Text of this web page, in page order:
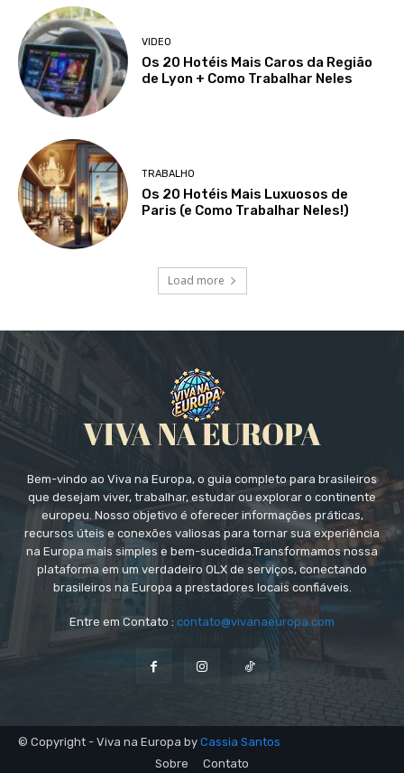
VIDEO
Os 20 Hotéis Mais Caros da Região
de Lyon + Como Trabalhar Neles
TRABALHO
Os 20 Hotéis Mais Luxuosos de
Paris (e Como Trabalhar Neles!)
Load more
Bem-vindo ao Viva na Europa, o guia completo para brasileiros
que desejam viver, trabalhar, estudar ou explorar o continente
europeu. Nosso objetivo é oferecer informações práticas,
recursos úteis e conexões valiosas para tornar sua experiência
na Europa mais simples e bem-sucedida.Transformamos nossa
plataforma em um verdadeiro OLX de serviços, conectando
brasileiros na Europa a prestadores locais confiáveis.
Entre em Contato : contato@vivanaeuropa.com
© Copyright - Viva na Europa by Cassia Santos
Sobre
Contato